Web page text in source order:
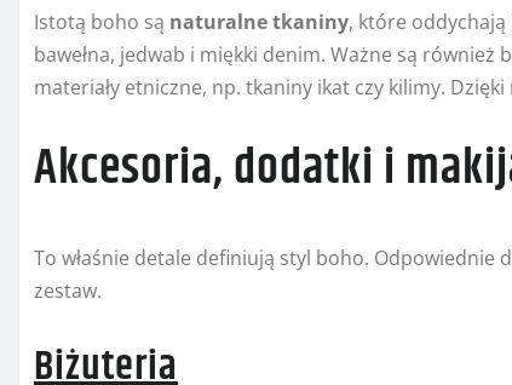
Istotą boho są naturalne tkaniny, które oddychają
bawełna, jedwab i miękki denim. Ważne są
materiały etniczne, np. tkaniny ikat czy kilimy.
Akcesoria, dodatki i
To właśnie detale definiują styl boho.
zestaw.
Biżuteria